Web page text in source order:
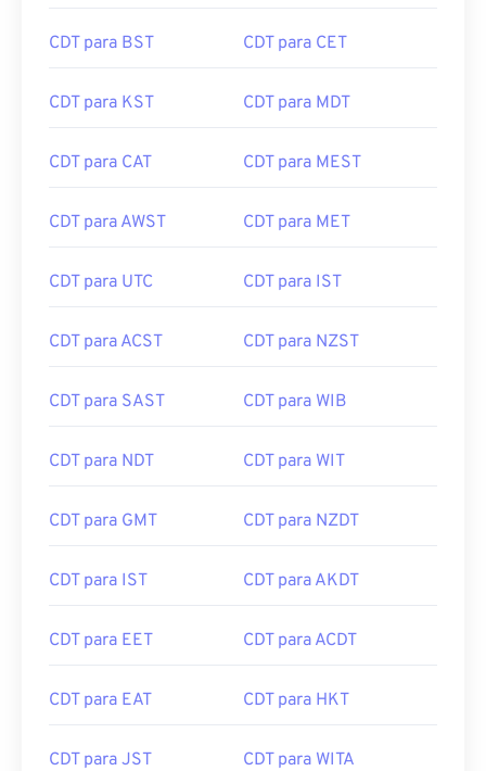
CDT para BST CDT para CET
CDT para KST CDT para MDT
CDT para CAT CDT para MEST
CDT para AWST CDT para MET
CDT para UTC CDT para IST
CDT para ACST CDT para NZST
CDT para SAST CDT para WIB
CDT para NDT CDT para WIT
CDT para GMT CDT para NZDT
CDT para IST CDT para AKDT
CDT para EET CDT para ACDT
CDT para EAT CDT para HKT
CDT para JST CDT para WITA